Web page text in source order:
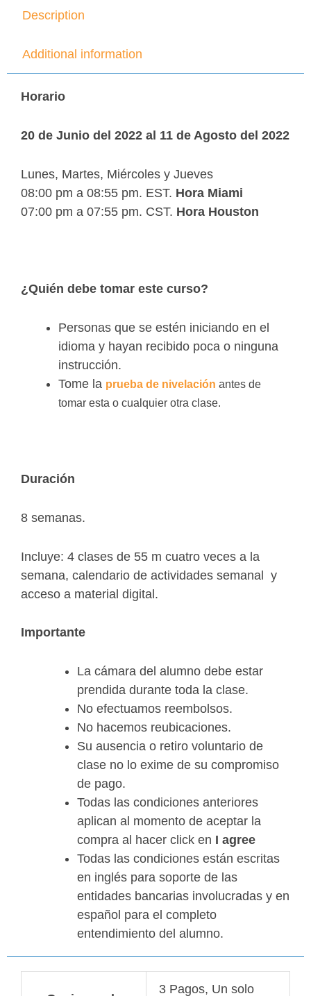
Description
Additional information
Horario
20 de Junio del 2022 al 11 de Agosto del 2022
Lunes, Martes, Miércoles y Jueves
08:00 pm a 08:55 pm. EST. Hora Miami
07:00 pm a 07:55 pm. CST. Hora Houston
¿Quién debe tomar este curso?
Personas que se estén iniciando en el
idioma y hayan recibido poca o ninguna
instrucción.
Tome la prueba de nivelación antes de
tomar esta o cualquier otra clase.
Duración
8 semanas.
Incluye: 4 clases de 55 m cuatro veces a la
semana, calendario de actividades semanal y
acceso a material digital.
Importante
La cámara del alumno debe estar
prendida durante toda la clase.
No efectuamos reembolsos.
No hacemos reubicaciones.
Su ausencia o retiro voluntario de
clase no lo exime de su compromiso
de pago.
Todas las condiciones anteriores
aplican al momento de aceptar la
compra al hacer click en I agree
Todas las condiciones están escritas
en inglés para soporte de las
entidades bancarias involucradas y en
español para el completo
entendimiento del alumno.
3 Pagos, Un solo